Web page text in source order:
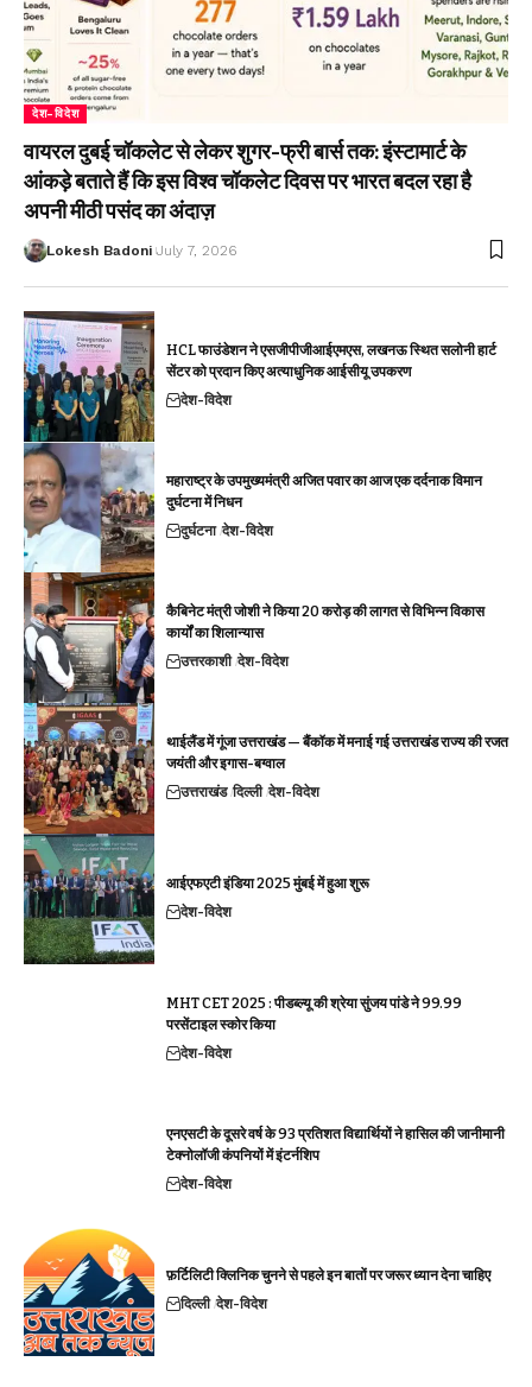
देश-विदेश
वायरल दुबई चॉकलेट से लेकर शुगर-फ्री बार्स तक: इंस्टामार्ट के
आंकड़े बताते हैं कि इस विश्व चॉकलेट दिवस पर भारत बदल रहा है
अपनी मीठी पसंद का अंदाज़
Lokesh Badoni July 7, 2026
HCL फाउंडेशन ने एसजीपीजीआईएमएस, लखनऊ स्थित सलोनी हार्ट
सेंटर को प्रदान किए अत्याधुनिक आईसीयू उपकरण
देश-विदेश
महाराष्ट्र के उपमुख्यमंत्री अजित पवार का आज एक दर्दनाक विमान
दुर्घटना में निधन
दुर्घटना देश-विदेश
कैबिनेट मंत्री जोशी ने किया 20 करोड़ की लागत से विभिन्न विकास
कार्यों का शिलान्यास
उत्तरकाशी देश-विदेश
थाईलैंड में गूंजा उत्तराखंड — बैंकॉक में मनाई गई उत्तराखंड राज्य की रजत
जयंती और इगास-बग्वाल
उत्तराखंड दिल्ली देश-विदेश
आईएफएटी इंडिया 2025 मुंबई में हुआ शुरू
देश-विदेश
MHT CET 2025 : पीडब्ल्यू की श्रेया सुंजय पांडे ने 99.99
परसेंटाइल स्कोर किया
देश-विदेश
एनएसटी के दूसरे वर्ष के 93 प्रतिशत विद्यार्थियों ने हासिल की जानीमानी
टेक्नोलॉजी कंपनियों में इंटर्नशिप
देश-विदेश
फ़र्टिलिटी क्लिनिक चुनने से पहले इन बातों पर जरूर ध्यान देना चाहिए
दिल्ली देश-विदेश